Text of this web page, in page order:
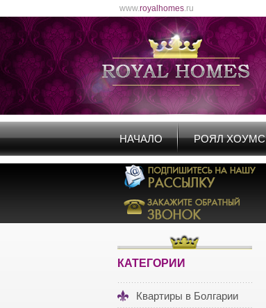
www.royalhomes.ru
НАЧАЛО РОЯЛ ХОУМС
КАТЕГОРИИ
Квартиры в Болгарии